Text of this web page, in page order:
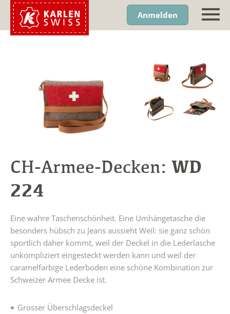
Anmelden
CH-Armee-Decken: WD
224
Eine wahre Taschenschönheit. Eine Umhängetasche die
besonders hübsch zu Jeans aussieht Weil: sie ganz schön
sportlich daher kommt, weil der Deckel in die Lederlasche
unkompliziert eingesteckt werden kann und weil der
caramelfarbige Lederboden eine schöne Kombination zur
Schweizer Armee Decke ist.
Grosser Überschlagsdeckel